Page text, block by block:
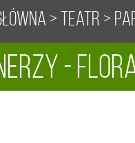
>Teatr >
-